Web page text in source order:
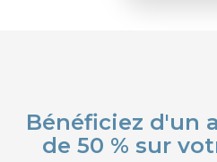
Bénéficiez d'un
de 50 % sur